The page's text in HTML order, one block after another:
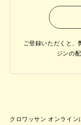
ご登録いただくと、
ジンの
クロワッサン オンライン